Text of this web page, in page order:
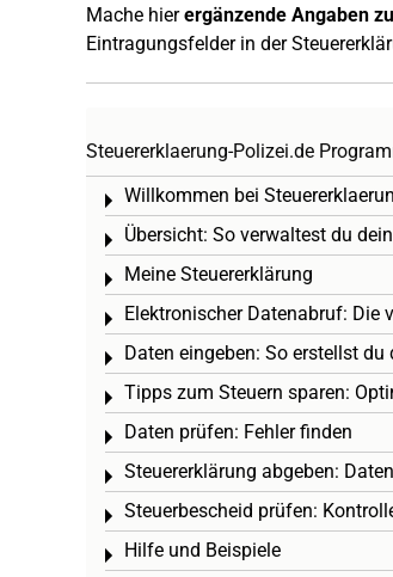
Mache hierergänzende Angaben
Eintragungsfelder in der
Steuererklaerung-Polizei.de
Willkommen bei
Toggle menu
Übersicht: So verwaltest du
Toggle menu
Meine Steuererklärung
Toggle menu
Elektronischer Datenabruf: Die
Toggle menu
Daten eingeben: So erstellst du
Toggle menu
Tipps zum Steuern sparen:
Toggle menu
Daten prüfen: Fehler finden
Toggle menu
Steuererklärung abgeben:
Toggle menu
Steuerbescheid prüfen:
Toggle menu
Hilfe und Beispiele
Toggle menu